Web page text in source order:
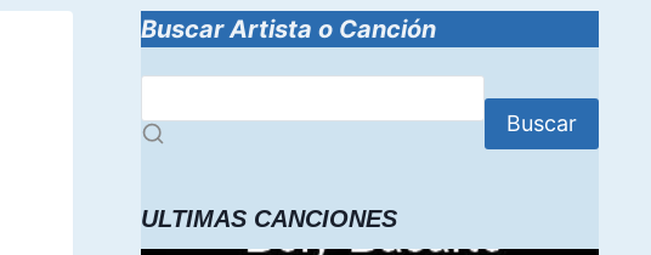
Buscar Artista o Canción
Buscar
ULTIMAS CANCIONES